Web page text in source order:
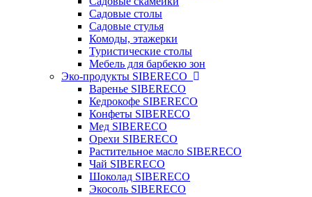
Садовые столы
Садовые стулья
Комоды, этажерки
Туристические столы
Мебель для барбекю зон
Эко-продукты SIBERECO
Варенье SIBERECO
Кедрокофе SIBERECO
Конфеты SIBERECO
Мед SIBERECO
Орехи SIBERECO
Растительное масло SIBERECO
Чай SIBERECO
Шоколад SIBERECO
Экосоль SIBERECO